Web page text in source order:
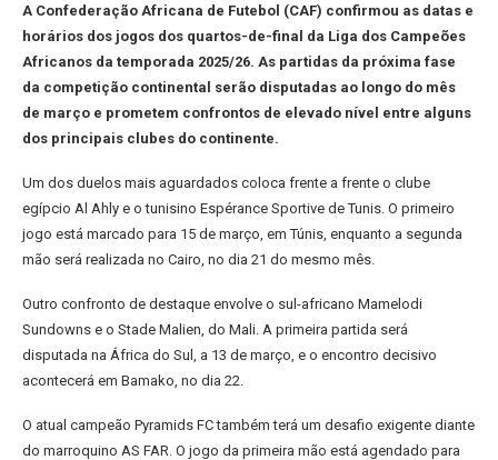
A Confederação Africana de Futebol (CAF) confirmou as datas e
horários dos jogos dos quartos-de-final da Liga dos Campeões
Africanos da temporada 2025/26. As partidas da próxima fase
da competição continental serão disputadas ao longo do mês
de março e prometem confrontos de elevado nível entre alguns
dos principais clubes do continente.
Um dos duelos mais aguardados coloca frente a frente o clube
egípcio Al Ahly e o tunisino Espérance Sportive de Tunis. O primeiro
jogo está marcado para 15 de março, em Túnis, enquanto a segunda
mão será realizada no Cairo, no dia 21 do mesmo mês.
Outro confronto de destaque envolve o sul-africano Mamelodi
Sundowns e o Stade Malien, do Mali. A primeira partida será
disputada na África do Sul, a 13 de março, e o encontro decisivo
acontecerá em Bamako, no dia 22.
O atual campeão Pyramids FC também terá um desafio exigente diante
do marroquino AS FAR. O jogo da primeira mão está agendado para